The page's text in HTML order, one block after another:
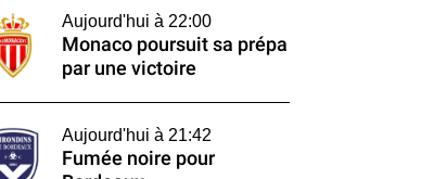
Aujourd'hui à 22:00
Monaco poursuit sa prépa
par une victoire
Aujourd'hui à 21:42
Fumée noire pour